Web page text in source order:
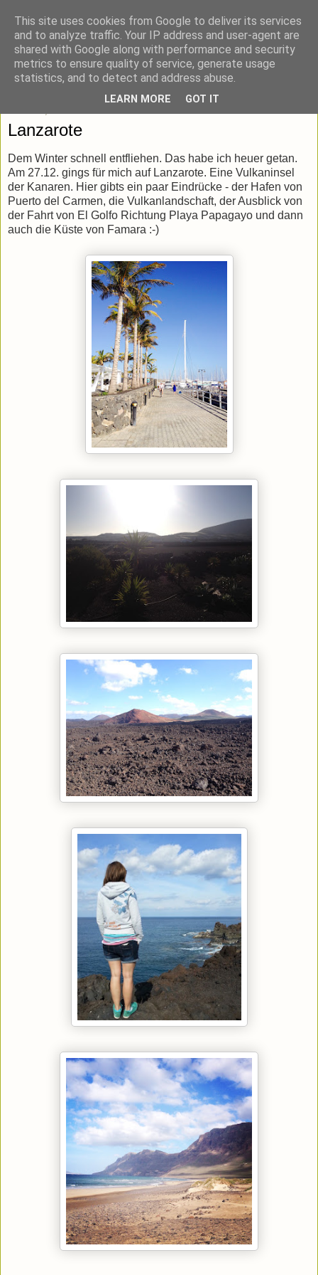
blick-punkt[e..]
Momentaufnahmen von unterwegs & daheim.
Lanzarote
Dem Winter schnell entfliehen. Das habe ich heuer getan.
Am 27.12. gings für mich auf Lanzarote. Eine Vulkaninsel
der Kanaren. Hier gibts ein paar Eindrücke - der Hafen von
Puerto del Carmen, die Vulkanlandschaft, der Ausblick von
der Fahrt von El Golfo Richtung Playa Papagayo und dann
auch die Küste von Famara :-)
This site uses cookies from Google to deliver its services
and to analyze traffic. Your IP address and user-agent are
shared with Google along with performance and security
metrics to ensure quality of service, generate usage
statistics, and to detect and address abuse.
LEARN MORE GOT IT